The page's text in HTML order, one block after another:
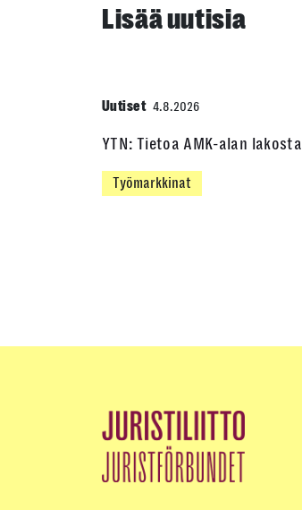
Lisää uutisia
Uutiset 4.8.2026
YTN: Tietoa AMK-alan lakosta
Työmarkkinat